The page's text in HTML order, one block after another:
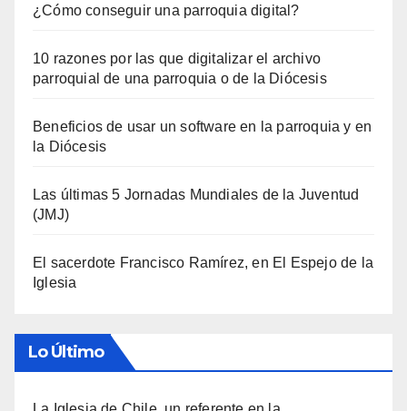
¿Cómo conseguir una parroquia digital?
10 razones por las que digitalizar el archivo
parroquial de una parroquia o de la Diócesis
Beneficios de usar un software en la parroquia y en
la Diócesis
Las últimas 5 Jornadas Mundiales de la Juventud
(JMJ)
El sacerdote Francisco Ramírez, en El Espejo de la
Iglesia
Lo Último